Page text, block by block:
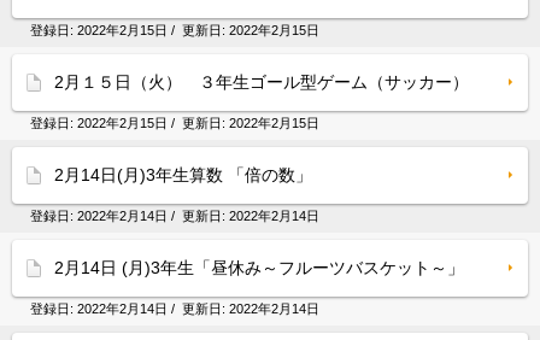
登録日: 2022年2月15日 / 更新日: 2022年2月15日
2月１５日（火） ３年生ゴール型ゲーム（サッカー）
登録日: 2022年2月15日 / 更新日: 2022年2月15日
2月14日(月)3年生算数 「倍の数」
登録日: 2022年2月14日 / 更新日: 2022年2月14日
2月14日 (月)3年生「昼休み～フルーツバスケット～」
登録日: 2022年2月14日 / 更新日: 2022年2月14日